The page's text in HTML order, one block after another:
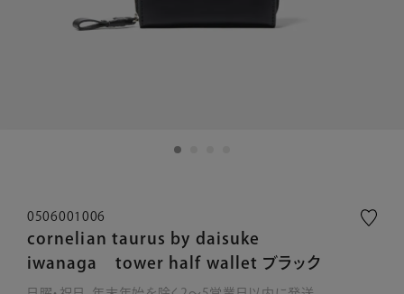
0506001006
cornelian taurus by daisuke
iwanaga tower half wallet ブラック